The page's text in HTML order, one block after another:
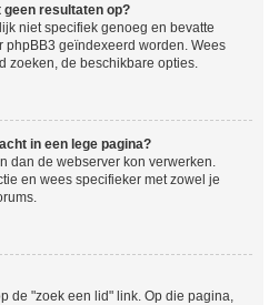
resultaten op?
niet specifiek genoeg en bevatte
geïndexeerd worden. Wees
zoeken, de beschikbare opties.
in een lege pagina?
dan de webserver kon verwerken.
en wees specifieker met zowel je
de "zoek een lid" link. Op die pagina,